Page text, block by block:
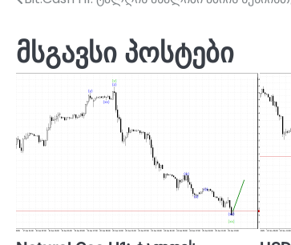
მსგავსი პოსტები